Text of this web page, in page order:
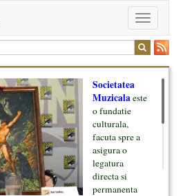
Toggle
navigation
Societatea
Muzicalaeste
o fundatie
culturala,
facuta spre a
asigura o
legatura
directa si
permanenta